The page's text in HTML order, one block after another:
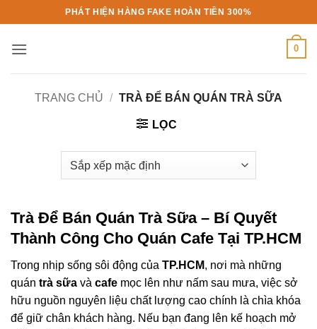
qua
nội
PHÁT HIỆN HÀNG FAKE HOÀN TIỀN 300%
0
TRANG CHỦ / TRÀ ĐỂ BÁN QUÁN TRÀ SỮA
LỌC
Trà Để Bán Quán Trà Sữa– Bí Quyết
Thành Công Cho Quán Cafe Tại TP.HCM
Trong nhịp sống sôi động của TP.HCM, nơi mà những
quán trà sữa và cafe mọc lên như nấm sau mưa, việc sở
hữu nguồn nguyên liệu chất lượng cao chính là chìa khóa
để giữ chân khách hàng. Nếu bạn đang lên kế hoạch mở